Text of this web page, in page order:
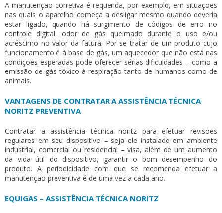
A manutenção corretiva é requerida, por exemplo, em situações
nas quais o aparelho começa a desligar mesmo quando deveria
estar ligado, quando há surgimento de códigos de erro no
controle digital, odor de gás queimado durante o uso e/ou
acréscimo no valor da fatura. Por se tratar de um produto cujo
funcionamento é à base de gás, um aquecedor que não está nas
condições esperadas pode oferecer sérias dificuldades – como a
emissão de gás tóxico à respiração tanto de humanos como de
animais.
VANTAGENS DE CONTRATAR A ASSISTÊNCIA TÉCNICA
NORITZ PREVENTIVA
Contratar aassistência técnica noritz para efetuar revisões
regulares em seu dispositivo – seja ele instalado em ambiente
industrial, comercial ou residencial – visa, além de um aumento
da vida útil do dispositivo, garantir o bom desempenho do
produto. A periodicidade com que se recomenda efetuar a
manutenção preventiva é de uma vez a cada ano.
EQUIGAS – ASSISTÊNCIA TÉCNICA NORITZ